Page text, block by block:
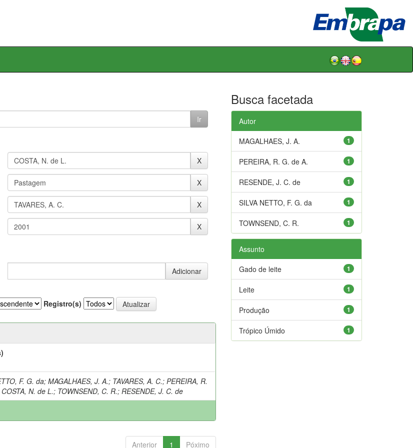
Registro(s)
F. G. da;MAGALHAES, J. A.; TAVARES, A. C.;PEREIRA, R.
COSTA, N. de L.; TOWNSEND, C. R.; RESENDE, J. C. de
Anterior 1 Póximo
Busca facetada
Autor
1
MAGALHAES, J. A.
1
PEREIRA, R. G. de A.
1
RESENDE, J. C. de
1
SILVA NETTO, F. G. da
1
TOWNSEND, C. R.
Assunto
1
Gado de leite
1
Leite
1
Produção
1
Trópico Úmido